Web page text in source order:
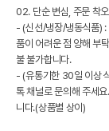
02. 단순 변심, 주문 착
- (신선/냉장/냉동식품) :
품이 어려운 점 양해 부
불 불가합니다.
- (유통기한 30일 이상
톡 채널로 문의해 주세
니다.(상품별 상이)